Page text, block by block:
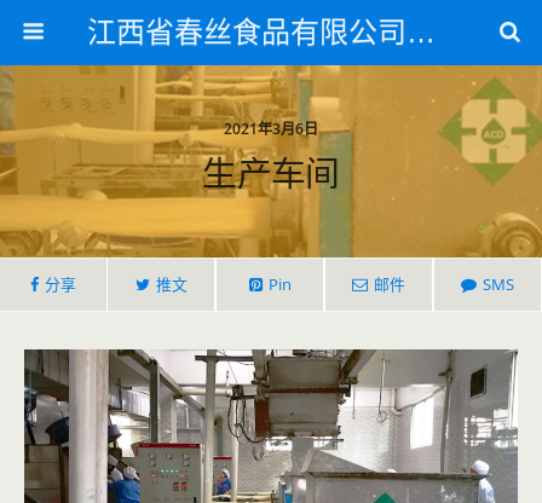
江西省春丝食品有限公司官方网站
2021年3月6日
生产车间
分享 推文 Pin 邮件 SMS